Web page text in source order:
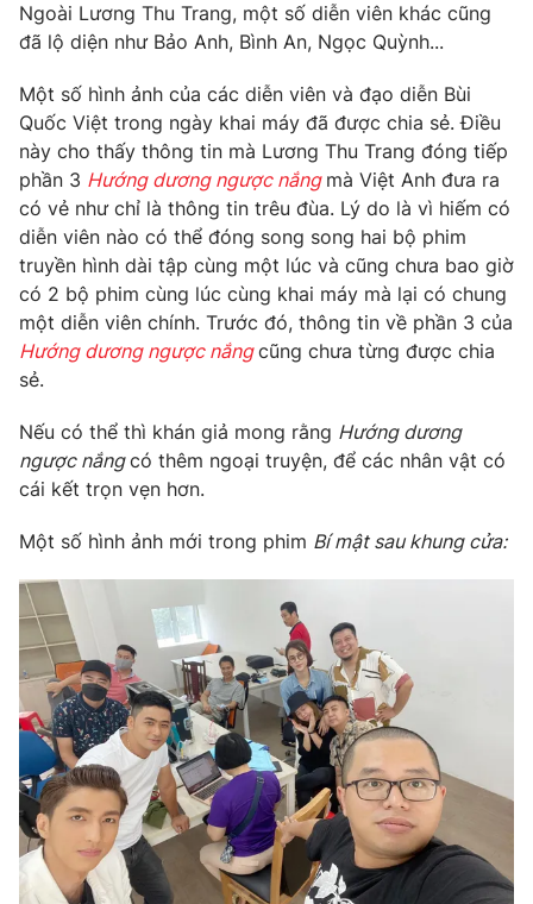
VTV9 VTV8
Liên hệ tòa soạn English
THỜI BÁO VTV
Theo dõi báo trên
Cơ quan báo chí:Thời báo VTV
Giấy phép hoạt động báo in và báo điện tử số 483/GP-BTTTT
cấp ngày 29/12/2023
Tổng Biên tập:Vũ Thanh Thủy
Nguyễn Trọng Ninh
Tổng đài VTV:
024.38 355 931 - 024.38 355 932
Ðiện thoại Thời báo VTV:024.66 897 897
Email:toasoan@vtv.vn
Liên hệ quảng cáo:024-7300.7108
Ngoài Lương Thu Trang, một số diễn viên khác cũng
đã lộ diện như Bảo Anh, Bình An, Ngọc Quỳnh...
Một số hình ảnh của các diễn viên và đạo diễn Bùi
Quốc Việt trong ngày khai máy đã được chia sẻ. Điều
này cho thấy thông tin mà Lương Thu Trang đóng tiếp
phần 3 Hướng dương ngược nắng mà Việt Anh đưa ra
có vẻ như chỉ là thông tin trêu đùa. Lý do là vì hiếm có
diễn viên nào có thể đóng song song hai bộ phim
truyền hình dài tập cùng một lúc và cũng chưa bao giờ
có 2 bộ phim cùng lúc cùng khai máy mà lại có chung
một diễn viên chính. Trước đó, thông tin về phần 3 của
Hướng dương ngược nắng cũng chưa từng được chia
sẻ.
Nếu có thể thì khán giả mong rằng Hướng dương
ngược nắngcó thêm ngoại truyện, để các nhân vật có
cái kết trọn vẹn hơn.
Một số hình ảnh mới trong phim Bí mật sau khung cửa: